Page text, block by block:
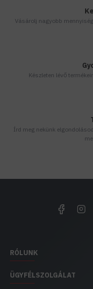
Vásárolj nagyobb
Készleten lévő
Írd meg nekünk
RÓLUNK
ÜGYFÉLSZOLGÁLAT